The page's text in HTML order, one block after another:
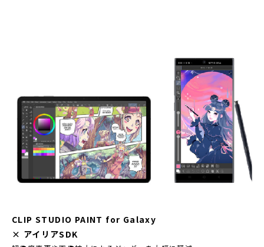
CLIP STUDIO PAINT for Galaxy
× アイリアSDK